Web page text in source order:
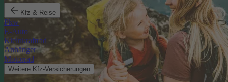
Kfz & Reise
Pkw
E-Auto
Kleinkraftrad
Anhänger
Motorrad
Weitere Kfz-Versicherungen